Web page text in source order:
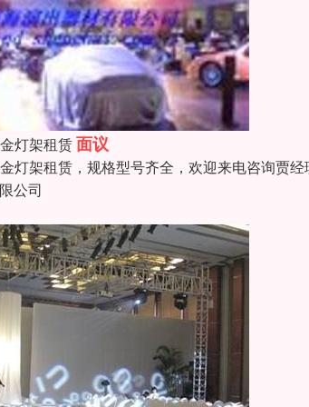
灯架租赁面议
灯架租赁，规格型号齐全，欢迎来电咨询贾经
公司